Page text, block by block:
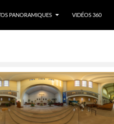
PANORAMIQUES VIDÉOS 360